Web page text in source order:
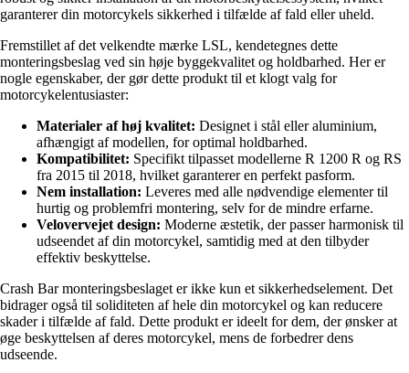
garanterer din motorcykels sikkerhed i tilfælde af fald eller uheld.
Fremstillet af det velkendte mærke LSL, kendetegnes dette
monteringsbeslag ved sin høje byggekvalitet og holdbarhed. Her er
nogle egenskaber, der gør dette produkt til et klogt valg for
motorcykelentusiaster:
Materialer af høj kvalitet: Designet i stål eller aluminium,
afhængigt af modellen, for optimal holdbarhed.
Kompatibilitet: Specifikt tilpasset modellerne R 1200 R og RS
fra 2015 til 2018, hvilket garanterer en perfekt pasform.
Nem installation: Leveres med alle nødvendige elementer til
hurtig og problemfri montering, selv for de mindre erfarne.
Velovervejet design: Moderne æstetik, der passer harmonisk til
udseendet af din motorcykel, samtidig med at den tilbyder
effektiv beskyttelse.
Crash Bar monteringsbeslaget er ikke kun et sikkerhedselement. Det
bidrager også til soliditeten af hele din motorcykel og kan reducere
skader i tilfælde af fald. Dette produkt er ideelt for dem, der ønsker at
øge beskyttelsen af deres motorcykel, mens de forbedrer dens
udseende.